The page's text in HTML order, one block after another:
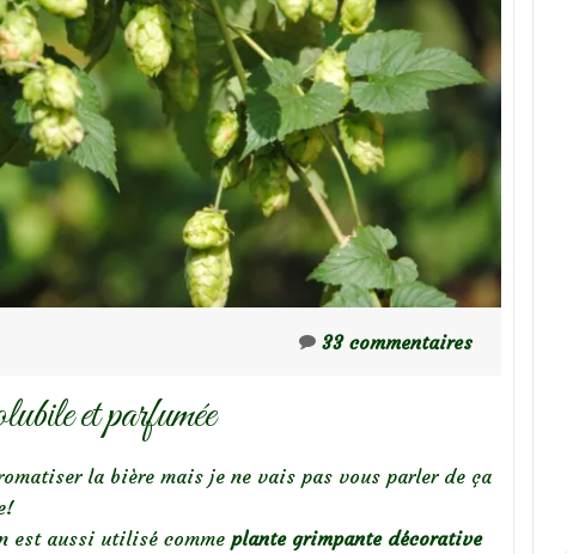
33 commentaires
et parfumée
la bière mais je ne vais pas vous parler de ça
est aussi utilisé comme plante grimpante décorative